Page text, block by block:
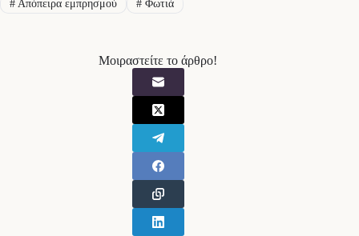
#Απόπειρα εμπρησμού #Φωτιά
Μοιραστείτε το άρθρο!